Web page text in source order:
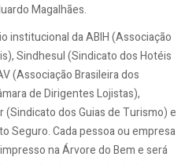
Magalhães.
institucional da ABIH (Associação
Sindhesul (Sindicato dos Hotéis
(Associação Brasileira dos
de Dirigentes Lojistas),
dos Guias de Turismo) e
Seguro. Cada pessoa ou empresa
na Árvore do Bem e será